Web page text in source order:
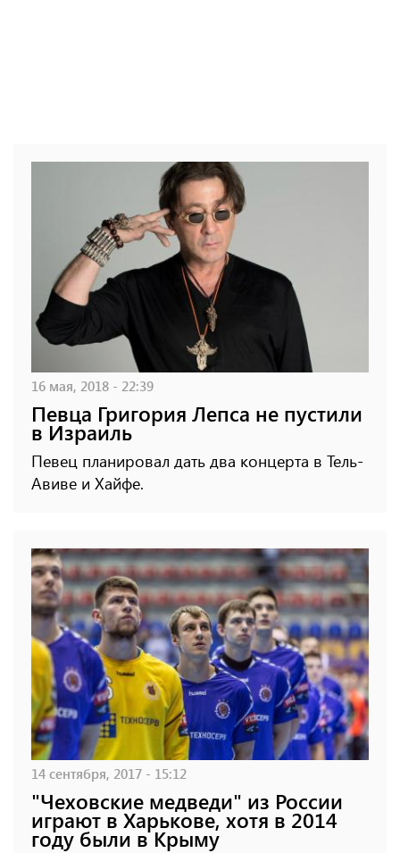
16 мая, 2018 - 22:39
Певца Григория Лепса не пустили
в Израиль
Певец планировал дать два концерта в Тель-
Авиве и Хайфе.
14 сентября, 2017 - 15:12
"Чеховские медведи" из России
играют в Харькове, хотя в 2014
году были в Крыму